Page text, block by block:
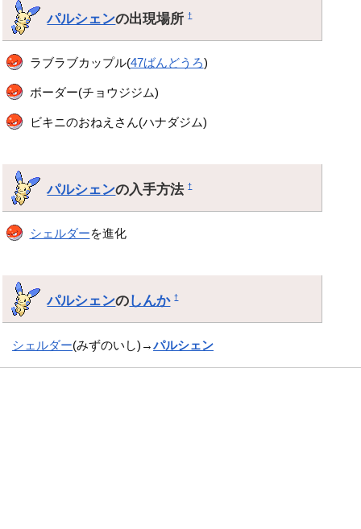
パルシェンの出現場所†
ラブラブカップル(47ばんどうろ)
ボーダー(チョウジジム)
ビキニのおねえさん(ハナダジム)
パルシェンの入手方法†
シェルダーを進化
パルシェンのしんか †
シェルダー(みずのいし)→パルシェン